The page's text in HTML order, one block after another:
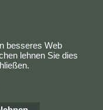
besseres Web
lehnen Sie dies